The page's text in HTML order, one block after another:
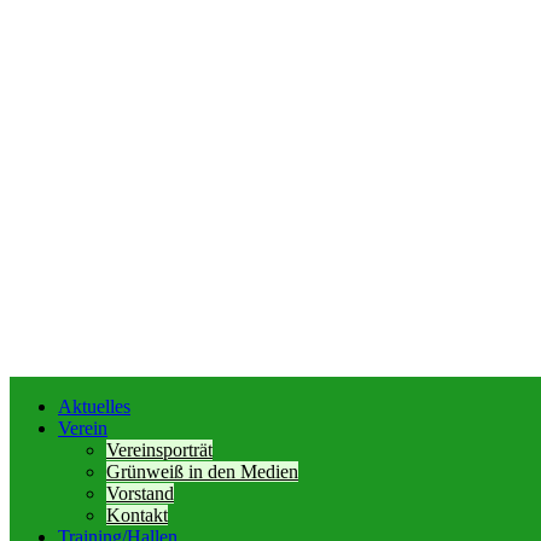
Aktuelles
Verein
Vereinsporträt
Grünweiß in den Medien
Vorstand
Kontakt
Training/Hallen